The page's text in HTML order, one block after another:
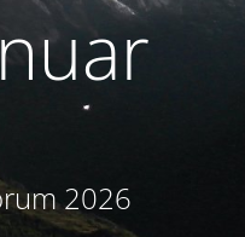
2026